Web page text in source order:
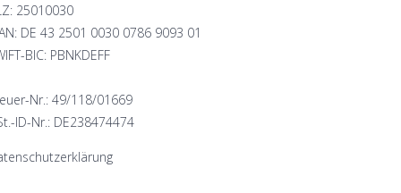
25010030
DE 43 2501 0030 0786 9093 01
BIC: PBNKDEFF
Nr.: 49/118/01669
ID-Nr.: DE238474474